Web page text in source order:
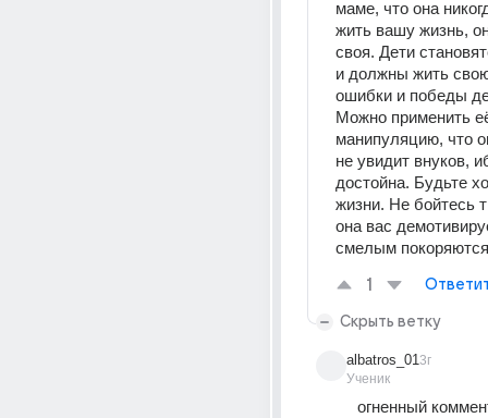
маме, что она
жить вашу жизнь,
своя. Дети
и должны жить
ошибки и победы
Можно применить
манипуляцию, что
не увидит внуков,
достойна. Будьте
жизни. Не бойтесь
она вас
смелым
1
Скрыть ветку
albatros_01
Ученик
3г
огненный